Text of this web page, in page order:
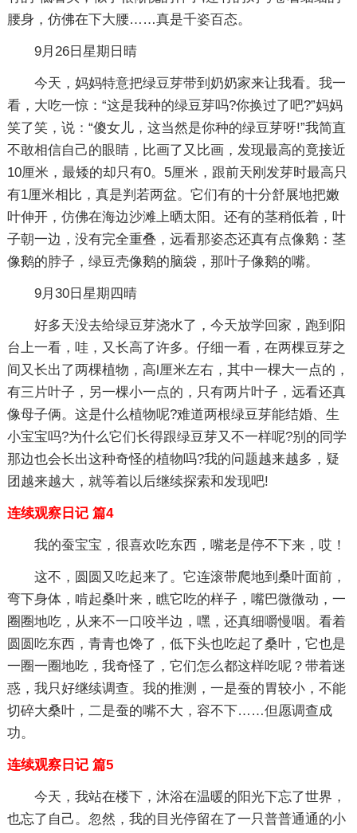
腰身，仿佛在下大腰……真是千姿百态。
9月26日星期日晴
今天，妈妈特意把绿豆芽带到奶奶家来让我看。我一
看，大吃一惊：“这是我种的绿豆芽吗?你换过了吧?”妈妈
笑了笑，说：“傻女儿，这当然是你种的绿豆芽呀!”我简直
不敢相信自己的眼睛，比画了又比画，发现最高的竟接近
10厘米，最矮的却只有0。5厘米，跟前天刚发芽时最高只
有1厘米相比，真是判若两盆。它们有的十分舒展地把嫩
叶伸开，仿佛在海边沙滩上晒太阳。还有的茎稍低着，叶
子朝一边，没有完全重叠，远看那姿态还真有点像鹅：茎
像鹅的脖子，绿豆壳像鹅的脑袋，那叶子像鹅的嘴。
9月30日星期四晴
好多天没去给绿豆芽浇水了，今天放学回家，跑到阳
台上一看，哇，又长高了许多。仔细一看，在两棵豆芽之
间又长出了两棵植物，高l厘米左右，其中一棵大一点的，
有三片叶子，另一棵小一点的，只有两片叶子，远看还真
像母子俩。这是什么植物呢?难道两根绿豆芽能结婚、生
小宝宝吗?为什么它们长得跟绿豆芽又不一样呢?别的同学
那边也会长出这种奇怪的植物吗?我的问题越来越多，疑
团越来越大，就等着以后继续探索和发现吧!
连续观察日记 篇4
我的蚕宝宝，很喜欢吃东西，嘴老是停不下来，哎！
这不，圆圆又吃起来了。它连滚带爬地到桑叶面前，
弯下身体，啃起桑叶来，瞧它吃的样子，嘴巴微微动，一
圈圈地吃，从来不一口咬半边，嘿，还真细嚼慢咽。看着
圆圆吃东西，青青也馋了，低下头也吃起了桑叶，它也是
一圈一圈地吃，我奇怪了，它们怎么都这样吃呢？带着迷
惑，我只好继续调查。我的推测，一是蚕的胃较小，不能
切碎大桑叶，二是蚕的嘴不大，容不下……但愿调查成
功。
连续观察日记 篇5
今天，我站在楼下，沐浴在温暖的阳光下忘了世界，
也忘了自己。忽然，我的目光停留在了一只普普通通的小